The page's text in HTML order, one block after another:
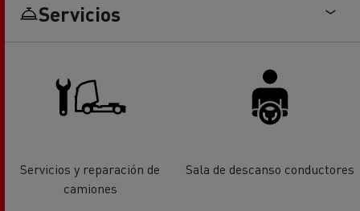
Servicios
Servicios y reparación de
camiones
Sala de descanso conductores